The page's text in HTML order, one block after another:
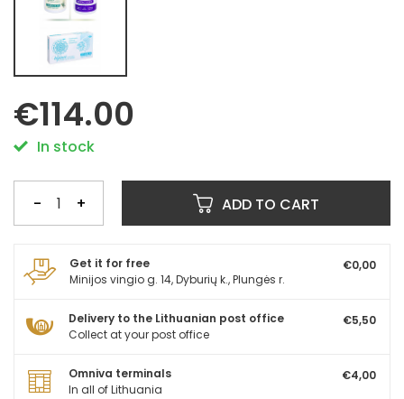
€114.00
In stock
- + ADD TO CART
Get it for free
Minijos vingio g. 14, Dyburių k., Plungės r.
€0,00
Delivery to the Lithuanian post office
Collect at your post office
€5,50
Omniva terminals
In all of Lithuania
€4,00